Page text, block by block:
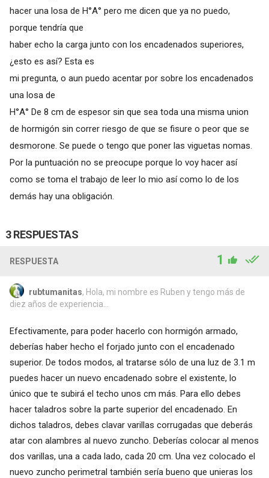
hacer una losa de H°A° pero me dicen que ya no puedo,
porque tendría que
haber echo la carga junto con los encadenados superiores,
¿esto es así? Esta es
mi pregunta, o aun puedo acentar por sobre los encadenados
una losa de
H°A° De 8 cm de espesor sin que sea toda una misma union
de hormigón sin correr riesgo de que se fisure o peor que se
desmorone. Se puede o tengo que poner las viguetas nomas.
Por la puntuación no se preocupe porque lo voy hacer así
como se toma el trabajo de leer lo mio así como lo de los
demás hay una obligación.
3 RESPUESTAS
RESPUESTA 1
rubtumanitas, Hola, mi nombre es Ruben y tengo más de
diez años de experiencia...
Efectivamente, para poder hacerlo con hormigón armado,
deberías haber hecho el forjado junto con el encadenado
superior. De todos modos, al tratarse sólo de una luz de 3.1 m
puedes hacer un nuevo encadenado sobre el existente, lo
único que te subirá el techo unos cm más. Para ello debes
hacer taladros sobre la parte superior del encadenado. En
dichos taladros, debes clavar varillas corrugadas que deberás
atar con alambres al nuevo zuncho. Deberías colocar al menos
dos varillas, una a cada lado, cada 20 cm. Una vez colocado el
nuevo zuncho perimetral también sería bueno que unieras los